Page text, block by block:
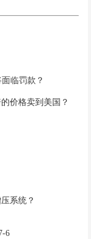
临罚款？
价格卖到美国？
系统？
6